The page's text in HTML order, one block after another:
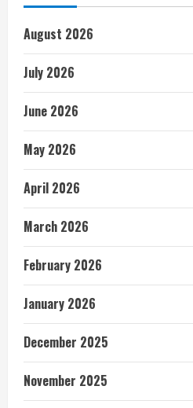
August 2026
July 2026
June 2026
May 2026
April 2026
March 2026
February 2026
January 2026
December 2025
November 2025